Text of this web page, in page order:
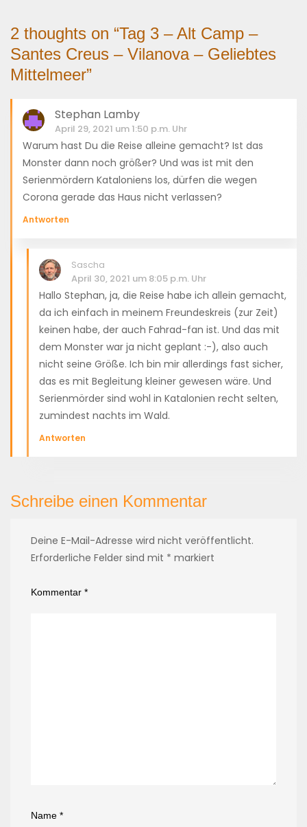
2 thoughts on “Tag 3 – Alt Camp –
Santes Creus – Vilanova – Geliebtes
Mittelmeer”
Stephan Lamby
April 29, 2021 um 1:50 p.m. Uhr
Warum hast Du die Reise alleine gemacht? Ist das
Monster dann noch größer? Und was ist mit den
Serienmördern Kataloniens los, dürfen die wegen
Corona gerade das Haus nicht verlassen?
Antworten
Sascha
April 30, 2021 um 8:05 p.m. Uhr
Hallo Stephan, ja, die Reise habe ich allein gemacht,
da ich einfach in meinem Freundeskreis (zur Zeit)
keinen habe, der auch Fahrad-fan ist. Und das mit
dem Monster war ja nicht geplant :-), also auch
nicht seine Größe. Ich bin mir allerdings fast sicher,
das es mit Begleitung kleiner gewesen wäre. Und
Serienmörder sind wohl in Katalonien recht selten,
zumindest nachts im Wald.
Antworten
Schreibe einen Kommentar
Deine E-Mail-Adresse wird nicht veröffentlicht.
Erforderliche Felder sind mit * markiert
Kommentar *
Name *